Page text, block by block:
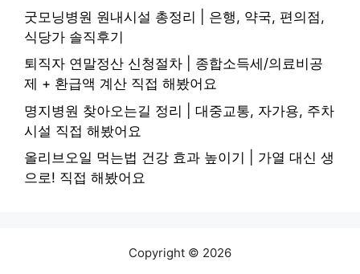
굿모닝병원 원내시설 총정리 | 은행, 약국, 편의점,
식당가 솔직후기
퇴직자 연말정산 신청절차 | 종합소득세/의료비공
제 + 환급액 계산 직접 해봤어요
명지병원 찾아오는길 정리 | 대중교통, 자가용, 주차
시설 직접 해봤어요
올리브오일 먹는법 건강 효과 높이기 | 가열 대신 생
으로! 직접 해봤어요
Copyright © 2026